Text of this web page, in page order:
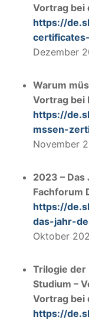
Vortrag bei
https://
Dezember
Warum
Vortrag bei
https://
mssen-
November
2023 –
Fachforum
https://
das-jahr-
Oktober
Trilogie der
Studium –
Vortrag bei
https://